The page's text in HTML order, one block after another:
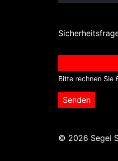
Bitte rechnen Sie
Senden
© 2026 Segel